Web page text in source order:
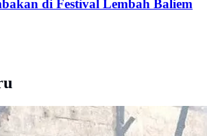
di Festival Lembah Baliem